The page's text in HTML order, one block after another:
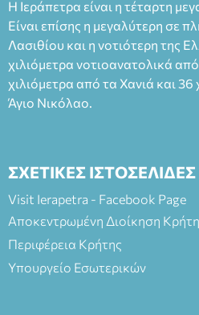
άνω των 65 Προπώληση:
Πλαστήρα), E&G Mini market
και στο more.com Χώρος: 3ο
(Είσοδος ΕΠΑ.Λ.) Έναρξη 21:15
ΘΕΑΤΡΙΚΕΣ ΠΑΡΑΓΩΓΕΣ ΕΕ
Η Ιεράπετρα είναι η τέταρτη
Είναι επίσης η μεγαλύτερη σε
Λασιθίου και η νοτιότερη της
χιλιόμετρα νοτιοανατολικά
χιλιόμετρα από τα Χανιά και 36
Άγιο Νικόλαο.
ΣΧΕΤΙΚΕΣ ΙΣΤΟΣΕΛΙΔΕΣ
Visit Ierapetra - Facebook Page
Αποκεντρωμένη Διοίκηση
Περιφέρεια Κρήτης
Υπουργείο Εσωτερικών